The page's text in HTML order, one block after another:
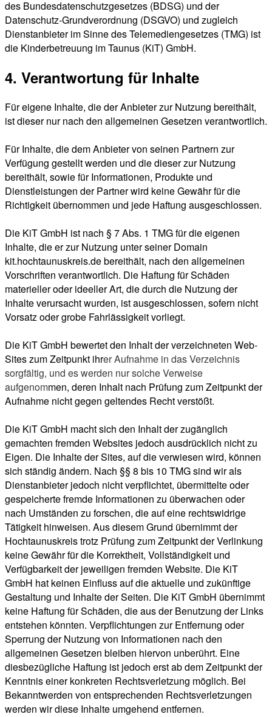
des Bundesdatenschutzgesetzes (BDSG) und der
Datenschutz-Grundverordnung (DSGVO) und zugleich
Dienstanbieter im Sinne des Telemediengesetzes (TMG) ist
die Kinderbetreuung im Taunus (KiT) GmbH.
4. Verantwortung für Inhalte
Für eigene Inhalte, die der Anbieter zur Nutzung bereithält,
ist dieser nur nach den allgemeinen Gesetzen verantwortlich.
Für Inhalte, die dem Anbieter von seinen Partnern zur
Verfügung gestellt werden und die dieser zur Nutzung
bereithält, sowie für Informationen, Produkte und
Dienstleistungen der Partner wird keine Gewähr für die
Richtigkeit übernommen und jede Haftung ausgeschlossen.
Die KiT GmbH ist nach § 7 Abs. 1 TMG für die eigenen
Inhalte, die er zur Nutzung unter seiner Domain
kit.hochtaunuskreis.de bereithält, nach den allgemeinen
Vorschriften verantwortlich. Die Haftung für Schäden
materieller oder ideeller Art, die durch die Nutzung der
Inhalte verursacht wurden, ist ausgeschlossen, sofern nicht
Vorsatz oder grobe Fahrlässigkeit vorliegt.
Die KiT GmbH bewertet den Inhalt der verzeichneten Web-
Sites zum Zeitpunkt ihrer Aufnahme in das Verzeichnis
sorgfältig, und es werden nur solche Verweise
aufgenommen, deren Inhalt nach Prüfung zum Zeitpunkt der
Aufnahme nicht gegen geltendes Recht verstößt.
Die KiT GmbH macht sich den Inhalt der zugänglich
gemachten fremden Websites jedoch ausdrücklich nicht zu
Eigen. Die Inhalte der Sites, auf die verwiesen wird, können
sich ständig ändern. Nach §§ 8 bis 10 TMG sind wir als
Dienstanbieter jedoch nicht verpflichtet, übermittelte oder
gespeicherte fremde Informationen zu überwachen oder
nach Umständen zu forschen, die auf eine rechtswidrige
Tätigkeit hinweisen. Aus diesem Grund übernimmt der
Hochtaunuskreis trotz Prüfung zum Zeitpunkt der Verlinkung
keine Gewähr für die Korrektheit, Vollständigkeit und
Verfügbarkeit der jeweiligen fremden Website. Die KiT
GmbH hat keinen Einfluss auf die aktuelle und zukünftige
Gestaltung und Inhalte der Seiten. Die KiT GmbH übernimmt
keine Haftung für Schäden, die aus der Benutzung der Links
entstehen könnten. Verpflichtungen zur Entfernung oder
Sperrung der Nutzung von Informationen nach den
allgemeinen Gesetzen bleiben hiervon unberührt. Eine
diesbezügliche Haftung ist jedoch erst ab dem Zeitpunkt der
Kenntnis einer konkreten Rechtsverletzung möglich. Bei
Bekanntwerden von entsprechenden Rechtsverletzungen
werden wir diese Inhalte umgehend entfernen.